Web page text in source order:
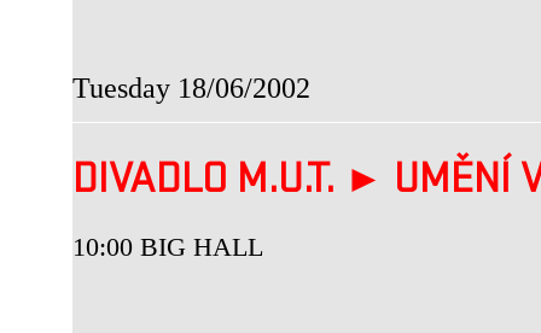
Tuesday 18/06/2002
DIVADLO M.U.T. ►
10:00 BIG HALL